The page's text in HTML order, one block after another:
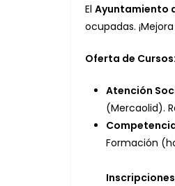
El Ayuntamiento
ocupadas.
Oferta de Cursos:
Atención
(Mercaolid).
Formación